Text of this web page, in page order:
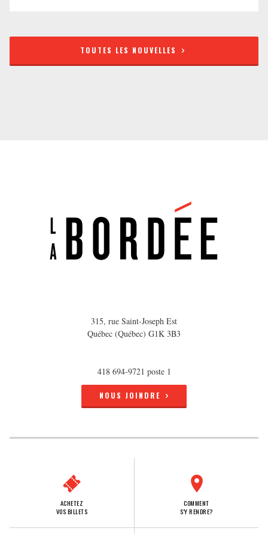
TOUTES LES NOUVELLES
315, rue Saint-Joseph Est
Québec (Québec) G1K 3B3
418 694-9721 poste 1
NOUS JOINDRE
ACHETEZ
VOS BILLETS
COMMENT
S'Y RENDRE?